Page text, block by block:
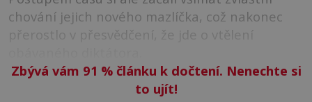
chování jejich nového mazlíčka, což nakonec
přerostlo v přesvědčení, že jde o vtělení
Zbývá vám 91 %článku k dočtení. Nenechte si
to ujít!